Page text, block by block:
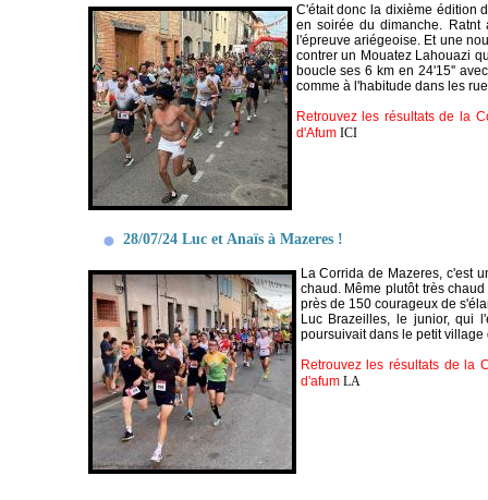
C'était donc la dixième édition
en soirée du dimanche. Ratnt
l'épreuve ariégeoise. Et une
contrer un Mouatez Lahouazi
boucle ses 6 km en 24'15''
comme à l'habitude dans les
Retrouvez les résultats de la
d'Afum ICI
28/07/24 Luc et Anaïs à Mazeres !
La Corrida de Mazeres, c'est
chaud. Même plutôt très
près de 150 courageux de
Luc Brazeilles, le junior, qui
poursuivait dans le petit village
Retrouvez les résultats de la
d'afum LA